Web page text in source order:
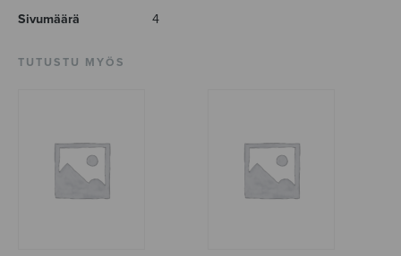
Sivumäärä 4
TUTUSTU MYÖS